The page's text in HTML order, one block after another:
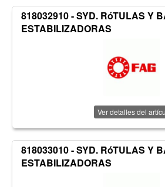
818032910 - SYD. RóTULAS Y
ESTABILIZADORAS
Ver detalles del
818033010 - SYD. RóTULAS Y
ESTABILIZADORAS